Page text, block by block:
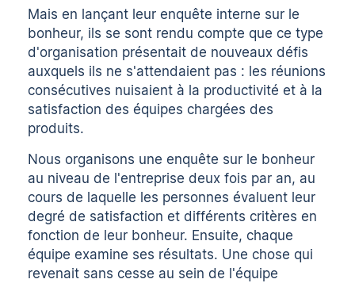
Mais en lançant leur enquête interne sur le
bonheur, ils se sont rendu compte que ce type
d'organisation présentait de nouveaux défis
auxquels ils ne s'attendaient pas : les réunions
consécutives nuisaient à la productivité et à la
satisfaction des équipes chargées des
produits.
Nous organisons une enquête sur le bonheur
au niveau de l'entreprise deux fois par an, au
cours de laquelle les personnes évaluent leur
degré de satisfaction et différents critères en
fonction de leur bonheur. Ensuite, chaque
équipe examine ses résultats. Une chose qui
revenait sans cesse au sein de l'équipe